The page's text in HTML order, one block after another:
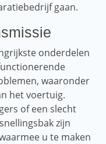
gaan.
onderdelen
waaronder
het voertuig.
of een slecht
zijn
u te maken